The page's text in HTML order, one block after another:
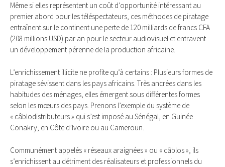
Même si elles représentent un coût d’opportunité intéressant au
premier abord pour les téléspectateurs, ces méthodes de piratage
entraînent sur le continent une perte de 120 milliards de francs CFA
(208 millions USD) par an pour le secteur audiovisuel et entravent
un développement pérenne de la production africaine.
L’enrichissement illicite ne profite qu’à certains : Plusieurs formes de
piratage sévissent dans les pays africains. Très ancrées dans les
habitudes des ménages, elles émergent sous différentes formes
selon les mœurs des pays. Prenons l’exemple du système de
« câblodistributeurs » qui s’est imposé au Sénégal, en Guinée
Conakry, en Côte d’Ivoire ou au Cameroun.
Communément appelés « réseaux araignées » ou « câblos », ils
s’enrichissent au détriment des réalisateurs et professionnels du